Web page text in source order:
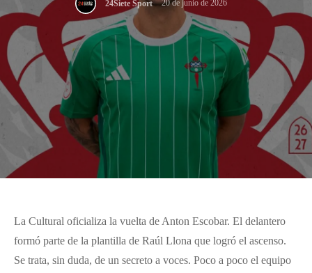
24Siete Sport 20 de junio de 2026
La Cultural oficializa la vuelta de Anton Escobar. El delantero
formó parte de la plantilla de Raúl Llona que logró el ascenso.
Se trata, sin duda, de un secreto a voces. Poco a poco el equipo